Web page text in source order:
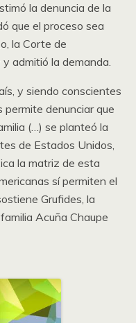
la denuncia de la
que el proceso sea
la Corte de
admitió la demanda.
y siendo conscientes
permite denunciar que
(…) se planteó la
de Estados Unidos,
la matriz de esta
sí permiten el
Grufides, la
Acuña Chaupe